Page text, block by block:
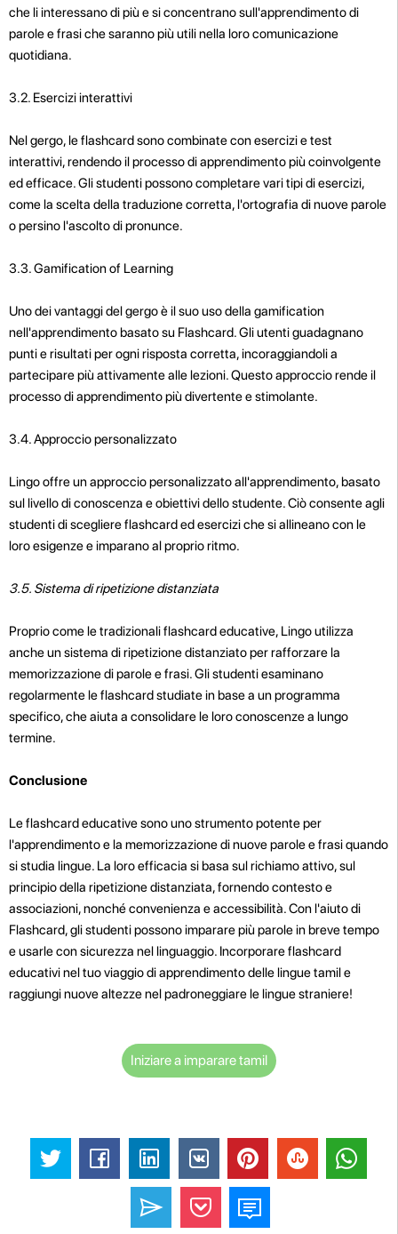
che li interessano di più e si concentrano sull'apprendimento di
parole e frasi che saranno più utili nella loro comunicazione
quotidiana.
3.2. Esercizi interattivi
Nel gergo, le flashcard sono combinate con esercizi e test
interattivi, rendendo il processo di apprendimento più coinvolgente
ed efficace. Gli studenti possono completare vari tipi di esercizi,
come la scelta della traduzione corretta, l'ortografia di nuove parole
o persino l'ascolto di pronunce.
3.3. Gamification of Learning
Uno dei vantaggi del gergo è il suo uso della gamification
nell'apprendimento basato su Flashcard. Gli utenti guadagnano
punti e risultati per ogni risposta corretta, incoraggiandoli a
partecipare più attivamente alle lezioni. Questo approccio rende il
processo di apprendimento più divertente e stimolante.
3.4. Approccio personalizzato
Lingo offre un approccio personalizzato all'apprendimento, basato
sul livello di conoscenza e obiettivi dello studente. Ciò consente agli
studenti di scegliere flashcard ed esercizi che si allineano con le
loro esigenze e imparano al proprio ritmo.
3.5. Sistema di ripetizione distanziata
Proprio come le tradizionali flashcard educative, Lingo utilizza
anche un sistema di ripetizione distanziato per rafforzare la
memorizzazione di parole e frasi. Gli studenti esaminano
regolarmente le flashcard studiate in base a un programma
specifico, che aiuta a consolidare le loro conoscenze a lungo
termine.
Conclusione
Le flashcard educative sono uno strumento potente per
l'apprendimento e la memorizzazione di nuove parole e frasi quando
si studia lingue. La loro efficacia si basa sul richiamo attivo, sul
principio della ripetizione distanziata, fornendo contesto e
associazioni, nonché convenienza e accessibilità. Con l'aiuto di
Flashcard, gli studenti possono imparare più parole in breve tempo
e usarle con sicurezza nel linguaggio. Incorporare flashcard
educativi nel tuo viaggio di apprendimento delle lingue tamil e
raggiungi nuove altezze nel padroneggiare le lingue straniere!
Iniziare a imparare tamil